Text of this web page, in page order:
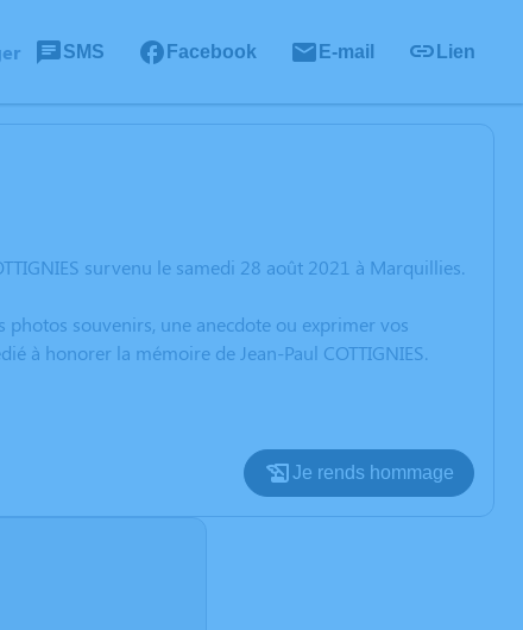
SMS Facebook E-mail Lien
survenu le samedi 28 août 2021 à Marquillies.
souvenirs, une anecdote ou exprimer vos
à honorer la mémoire de Jean-Paul COTTIGNIES.
Je rends hommage